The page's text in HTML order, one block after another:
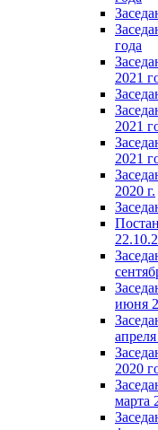
года
2021
2021
2021
2020 г.
июня
2020
марта